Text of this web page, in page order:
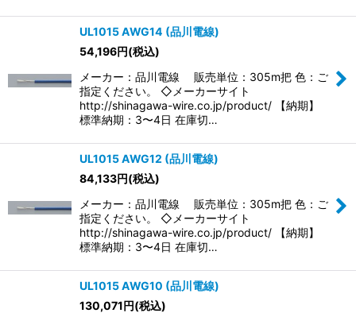
UL1015 AWG14 (品川電線)
54,196円(税込)
メーカー：品川電線 販売単位：305m把 色：ご
指定ください。 ◇メーカーサイト
http://shinagawa-wire.co.jp/product/ 【納期】
標準納期：3〜4日 在庫切…
UL1015 AWG12 (品川電線)
84,133円(税込)
メーカー：品川電線 販売単位：305m把 色：ご
指定ください。 ◇メーカーサイト
http://shinagawa-wire.co.jp/product/ 【納期】
標準納期：3〜4日 在庫切…
UL1015 AWG10 (品川電線)
130,071円(税込)